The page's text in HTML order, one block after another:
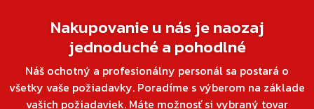
Nakupovanie u nás je naozaj
jednoduché a pohodlné
Náš ochotný a profesionálny personál sa postará o
všetky vaše požiadavky. Poradíme s výberom na základe
vašich požiadaviek. Máte možnosť si vybraný tovar